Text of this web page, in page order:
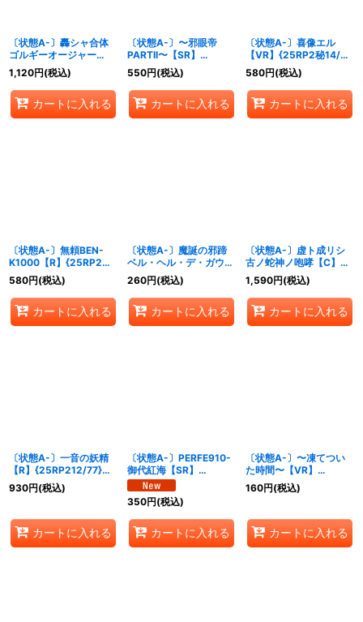
〔状態A-〕轟シャ合体
ゴルギーオージャー
【SR】{25RP2秘8/秘
24}《多》
1,120円(税込)
カートに入れる
〔状態A-〕〜邪眼帝
PARTII〜【SR】
{25RP2S6/S11}《多》
550円(税込)
カートに入れる
〔状態A-〕喜像エル
【VR】{25RP2秘14/秘
24}《多》
580円(税込)
カートに入れる
〔状態A-〕無頼BEN-
K1000【R】{25RP2秘
18/秘24}《多》
580円(税込)
カートに入れる
〔状態A-〕魔誕の邪蹄
ベル・ヘル・デ・ガウル
【SR】{25RP2秘5/秘
24}《火》
260円(税込)
カートに入れる
〔状態A-〕虚ト成リシ
古ノ蛇神ノ咆哮【C】
{25RP2秘24/秘24}
《火》
1,590円(税込)
カートに入れる
〔状態A-〕一音の妖精
【R】{25RP212/77}
《光》
930円(税込)
カートに入れる
〔状態A-〕PERFE910-
御代紅海【SR】
{25RP2S8/S11}《多》
350円(税込)
カートに入れる
〔状態A-〕〜凍てつい
た時間〜【VR】
{25RP22/77}《水》
160円(税込)
カートに入れる